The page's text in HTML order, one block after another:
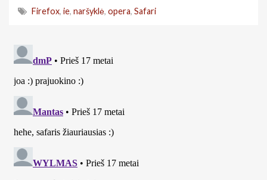
Firefox, ie, naršyklė, opera, Safari